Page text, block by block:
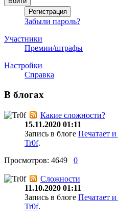
Забыли пароль?
Участники
Премии/штрафы
Настройки
Справка
В блогах
Какие сложности?
15.11.2020 01:11
Запись в блоге Печатает
Tr0f.
Просмотров: 4649 0
Сложности
11.10.2020 01:11
Запись в блоге Печатает
Tr0f.